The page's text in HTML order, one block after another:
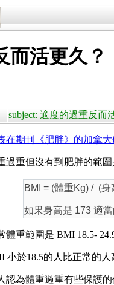
而活更久？
subject: 適度的過重反而
在期刊《肥胖》的加拿
過重但沒有到肥胖的範
BMI = (體重Kg) / (身
如果身高是 173 適
體重範圍是 BMI 18.5-
小於18.5的人比正常的人
認為體重過重有些保護